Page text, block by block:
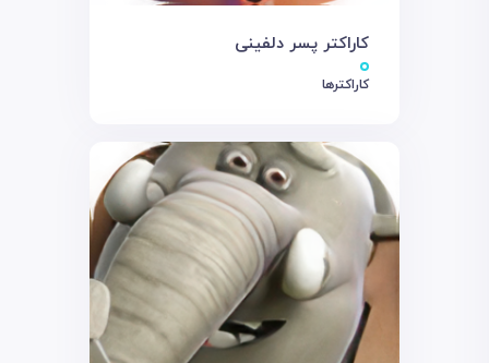
کاراکتر پسر دلفینی
کاراکترها